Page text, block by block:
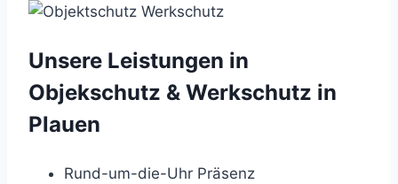
Unsere Leistungen in
Objekschutz & Werkschutz in
Plauen
Rund-um-die-Uhr Präsenz